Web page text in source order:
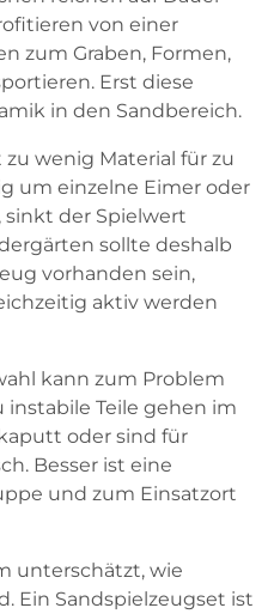
von einer
zum Graben, Formen,
Erst diese
in den Sandbereich.
wenig Material für zu
um einzelne Eimer oder
der Spielwert
sollte deshalb
vorhanden sein,
aktiv werden
kann zum Problem
instabile Teile gehen im
oder sind für
Besser ist eine
und zum Einsatzort
unterschätzt, wie
Ein Sandspielzeugset ist